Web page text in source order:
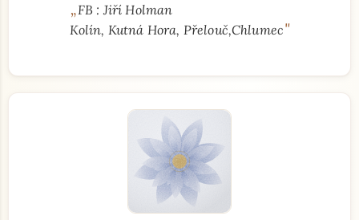
„FB : Jiří Holman
Kolín, Kutná Hora, Přelouč,Chlumec"